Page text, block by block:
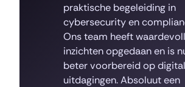
praktische begeleiding in
cybersecurity en
Ons team heeft
inzichten opgedaan en is
beter voorbereid op
uitdagingen. Absoluut een